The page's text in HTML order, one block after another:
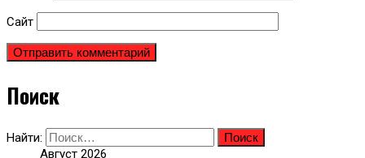
Сайт
Поиск
Найти:
Август 2026